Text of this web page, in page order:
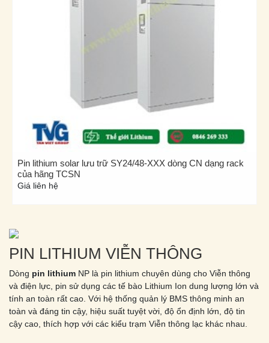
Pin lithium solar lưu trữ SY24/48-XXX dòng CN dạng rack
của hãng TCSN
Giá liên hệ
PIN LITHIUM VIỄN THÔNG
Dòng pin lithium NP là pin lithium chuyên dùng cho Viễn thông
và điện lực, pin sử dụng các tế bào Lithium Ion dung lượng lớn và
tính an toàn rất cao. Với hệ thống quản lý BMS thông minh an
toàn và đáng tin cậy, hiệu suất tuyệt vời, độ ổn định lớn, độ tin
cậy cao, thích hợp với các kiểu trạm Viễn thông lạc khác nhau.